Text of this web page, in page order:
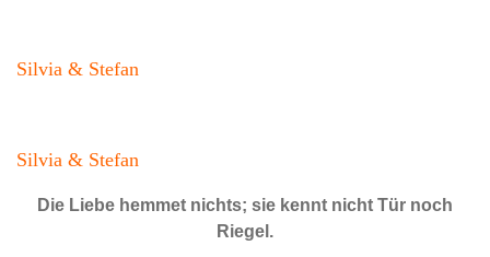
Silvia & Stefan
Silvia & Stefan
Die Liebe hemmet nichts; sie kennt nicht Tür noch
Riegel.